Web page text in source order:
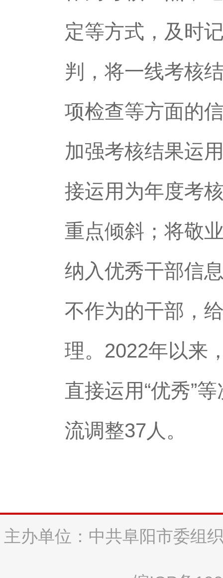
定等方式，及时
判，将一线考核
项检查等方面的
加强考核结果运
接运用为年度考
重点倾斜；将敬
纳入优秀干部信
不作为的干部，
理。2022年以来
直接运用“优秀”
流调整37人。
主办单位：中共阜阳市委组